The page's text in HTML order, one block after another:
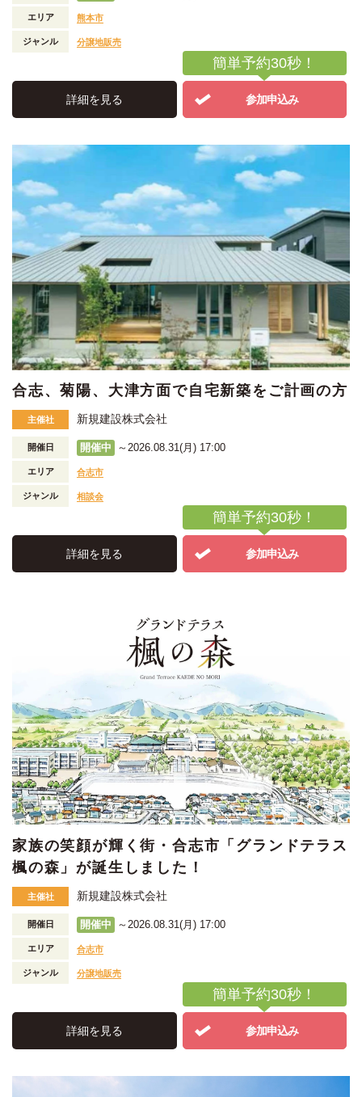
エリア 熊本市
ジャンル 分譲地販売
詳細を見る 参加申込み
簡単予約30秒！
合志、菊陽、大津方面で自宅新築をご計画の方
主催社 新規建設株式会社
開催日 開催中 ～2026.08.31(月) 17:00
エリア 合志市
ジャンル 相談会
詳細を見る 参加申込み
簡単予約30秒！
家族の笑顔が輝く街・合志市「グランドテラス
楓の森」が誕生しました！
主催社 新規建設株式会社
開催日 開催中 ～2026.08.31(月) 17:00
エリア 合志市
ジャンル 分譲地販売
詳細を見る 参加申込み
簡単予約30秒！